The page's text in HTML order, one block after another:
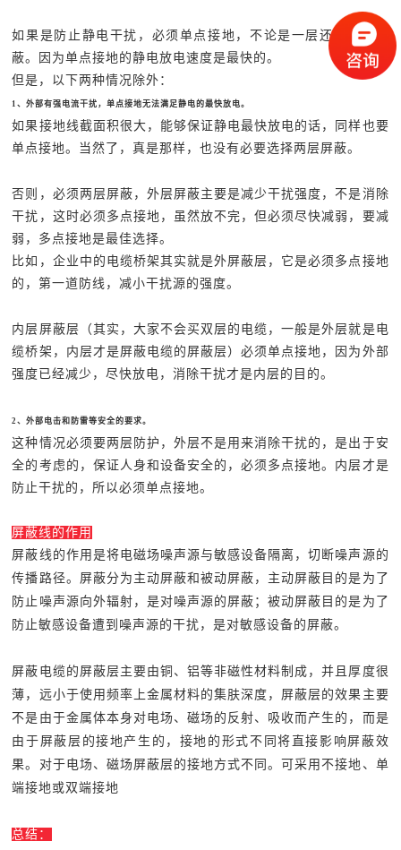
如果是防止静电干扰，必须单点接地，不论是一层还是二层屏
蔽。因为单点接地的静电放电速度是最快的。
但是，以下两种情况除外：
1、外部有强电流干扰，单点接地无法满足静电的最快放电。
如果接地线截面积很大，能够保证静电最快放电的话，同样也要
单点接地。当然了，真是那样，也没有必要选择两层屏蔽。
否则，必须两层屏蔽，外层屏蔽主要是减少干扰强度，不是消除
干扰，这时必须多点接地，虽然放不完，但必须尽快减弱，要减
弱，多点接地是最佳选择。
比如，企业中的电缆桥架其实就是外屏蔽层，它是必须多点接地
的，第一道防线，减小干扰源的强度。
内层屏蔽层（其实，大家不会买双层的电缆，一般是外层就是电
缆桥架，内层才是屏蔽电缆的屏蔽层）必须单点接地，因为外部
强度已经减少，尽快放电，消除干扰才是内层的目的。
2、外部电击和防雷等安全的要求。
这种情况必须要两层防护，外层不是用来消除干扰的，是出于安
全的考虑的，保证人身和设备安全的，必须多点接地。内层才是
防止干扰的，所以必须单点接地。
屏蔽线的作用
屏蔽线的作用是将电磁场噪声源与敏感设备隔离，切断噪声源的
传播路径。屏蔽分为主动屏蔽和被动屏蔽，主动屏蔽目的是为了
防止噪声源向外辐射，是对噪声源的屏蔽；被动屏蔽目的是为了
防止敏感设备遭到噪声源的干扰，是对敏感设备的屏蔽。
屏蔽电缆的屏蔽层主要由铜、铝等非磁性材料制成，并且厚度很
薄，远小于使用频率上金属材料的集肤深度，屏蔽层的效果主要
不是由于金属体本身对电场、磁场的反射、吸收而产生的，而是
由于屏蔽层的接地产生的，接地的形式不同将直接影响屏蔽效
果。对于电场、磁场屏蔽层的接地方式不同。可采用不接地、单
端接地或双端接地
总结：